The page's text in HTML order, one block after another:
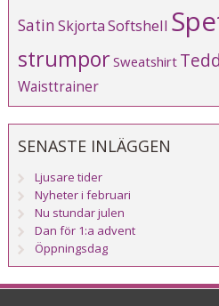
SatinSkjortaSoftshell
strumporSweatshirt
Waisttrainer
SENASTE INLÄGGEN
Ljusare tider
Nyheter i februari
Nu stundar julen
Dan för 1:a advent
Öppningsdag